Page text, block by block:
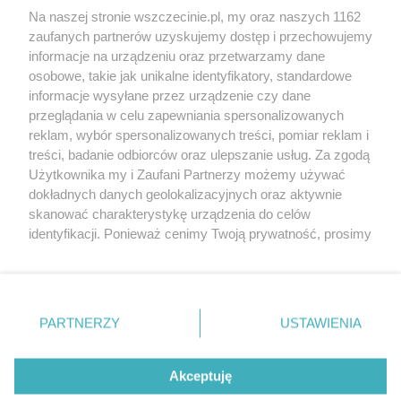
Wernisaże
Więcej
Specjalny koncert z okazji
20. urodzin portalu
wSzczecinie.pl
Regulamin konkursów
śniadaniówka "Hej
Szczecin! Jest piątek!"
Partnerzy
Praca Szczecin
© 2026 wSzczecinie.pl
Created by GOD
Na naszej stronie wszczecinie.pl, my oraz naszych 1162
zaufanych partnerów uzyskujemy dostęp i przechowujemy
informacje na urządzeniu oraz przetwarzamy dane
osobowe, takie jak unikalne identyfikatory, standardowe
informacje wysyłane przez urządzenie czy dane
przeglądania w celu zapewniania spersonalizowanych
reklam, wybór spersonalizowanych treści, pomiar reklam i
treści, badanie odbiorców oraz ulepszanie usług. Za zgodą
Użytkownika my i Zaufani Partnerzy możemy używać
dokładnych danych geolokalizacyjnych oraz aktywnie
skanować charakterystykę urządzenia do celów
identyfikacji. Ponieważ cenimy Twoją prywatność, prosimy
prywatności znajdujący się w lewym dolnym rogu strony
. Niektóre rodzaje przetwarzania danych nie wymagają
takiemu przetwarzaniu. Preferencje będą miały
zastosowania tylko na tej witrynie.
PARTNERZY USTAWIENIA
Akceptuję